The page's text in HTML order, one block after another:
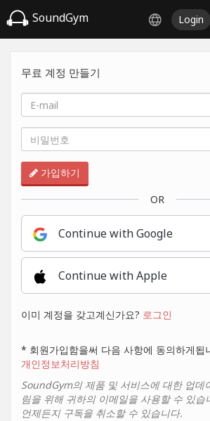
SoundGym Login
무료 계정 만들기
가입하기
OR
Continue with Google
Continue with Apple
이미 계정을 갖고계신가요? 로그인
* 회원가입함을써 다음 사항에 동의하게됩
개인정보처리방침
SoundGym의 제품 및 서비스에 대한 업데
림을 위해 귀하의 이메일을 사용할 수 있습
언제든지 구독을 취소할 수 있습니다.